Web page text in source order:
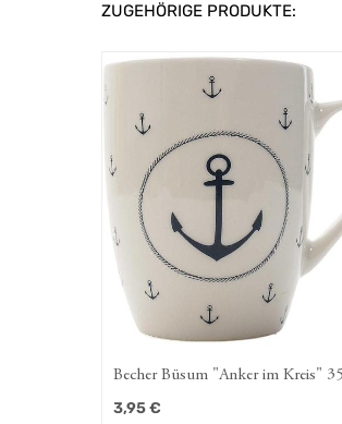
ZUGEHÖRIGE PRODUKTE:
Becher Büsum "Anker im Kreis"
Spülmaschinengeeignet, New Bone
3,95€